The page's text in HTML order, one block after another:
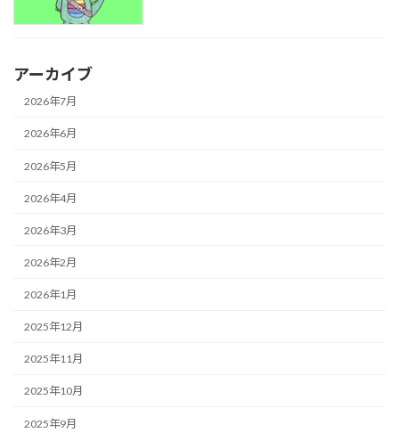
アーカイブ
2026年7月
2026年6月
2026年5月
2026年4月
2026年3月
2026年2月
2026年1月
2025年12月
2025年11月
2025年10月
2025年9月